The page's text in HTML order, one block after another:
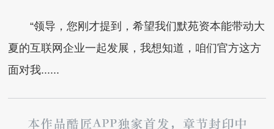
“领导，您刚才提到，希望我们默苑资本能带动大
夏的互联网企业一起发展，我想知道，咱们官方这方
面对我......